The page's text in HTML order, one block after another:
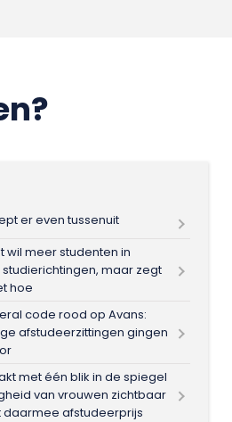
er even tussenuit
wil meer studenten in
maar zegt
hoe
code rood op Avans:
afstudeerzittingen gingen
met één blik in de spiegel
van vrouwen zichtbaar
daarmee afstudeerprijs